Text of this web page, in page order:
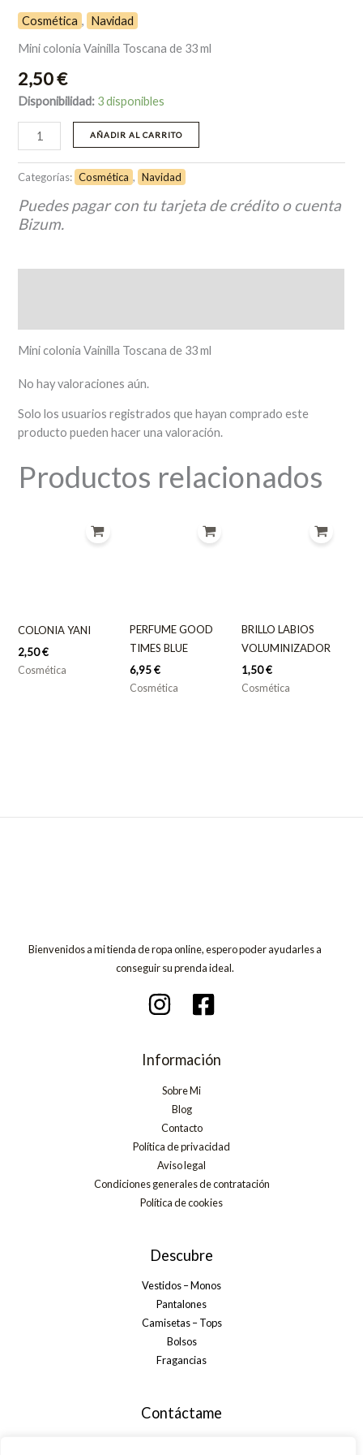
Cosmética , Navidad
Mini colonia Vainilla Toscana de 33 ml
2,50€
Disponibilidad: 3 disponibles
AÑADIR AL CARRITO
Categorías: Cosmética , Navidad
Puedes pagar con tu tarjeta de crédito o cuenta
Bizum.
Mini colonia Vainilla Toscana de 33 ml
No hay valoraciones aún.
Solo los usuarios registrados que hayan comprado este
producto pueden hacer una valoración.
Productos relacionados
COLONIA YANI
2,50€
Cosmética
PERFUME GOOD
TIMES BLUE
6,95€
Cosmética
BRILLO LABIOS
VOLUMINIZADOR
1,50€
Cosmética
Bienvenidos a mi tienda de ropa online, espero poder ayudarles a
conseguir su prenda ideal.
Información
Sobre Mi
Blog
Contacto
Política de privacidad
Aviso legal
Condiciones generales de contratación
Política de cookies
Descubre
Vestidos – Monos
Pantalones
Camisetas – Tops
Bolsos
Fragancias
Contáctame